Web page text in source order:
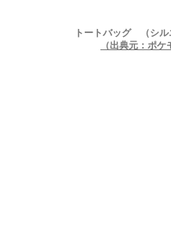
トートバッグ （シ
（出典元：ポケ